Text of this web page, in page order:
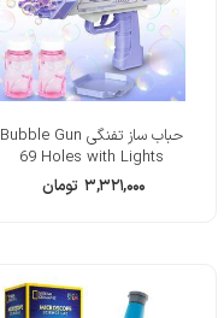
حباب ساز تفنگی Bubble Gun
69 Holes with Lights
۳,۳۲۱,۰۰۰ تومان